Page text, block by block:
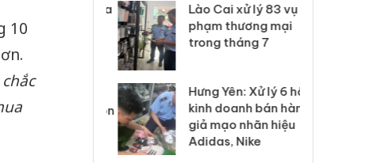
10
bị hại trong vụ
sản xuất, buôn
yến sào giả
trong vụ án buôn
Lào Cai xử lý 83 vụ vi
phạm thương mại
trong tháng 7
Hưng Yên: Xử lý 6 hộ
kinh doanh bán hàng
giả mạo nhãn hiệu
Adidas, Nike